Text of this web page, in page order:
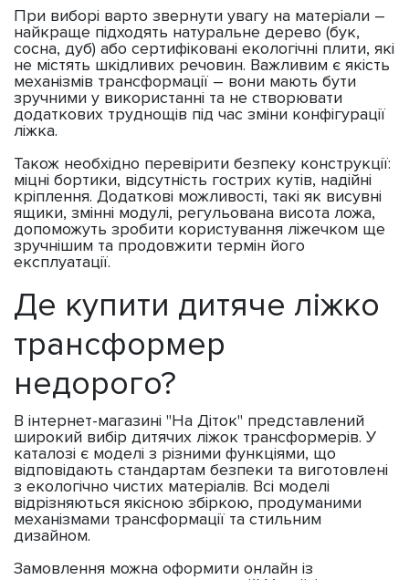
При виборі варто звернути увагу на матеріали –
найкраще підходять натуральне дерево (бук,
сосна, дуб) або сертифіковані екологічні плити, які
не містять шкідливих речовин. Важливим є якість
механізмів трансформації – вони мають бути
зручними у використанні та не створювати
додаткових труднощів під час зміни конфігурації
ліжка.
Також необхідно перевірити безпеку конструкції:
міцні бортики, відсутність гострих кутів, надійні
кріплення. Додаткові можливості, такі як висувні
ящики, змінні модулі, регульована висота ложа,
допоможуть зробити користування ліжечком ще
зручнішим та продовжити термін його
експлуатації.
Де купити дитяче ліжко
трансформер
недорого?
В інтернет-магазині "На Діток" представлений
широкий вибір дитячих ліжок трансформерів. У
каталозі є моделі з різними функціями, що
відповідають стандартам безпеки та виготовлені
з екологічно чистих матеріалів. Всі моделі
відрізняються якісною збіркою, продуманими
механізмами трансформації та стильним
дизайном.
Замовлення можна оформити онлайн із